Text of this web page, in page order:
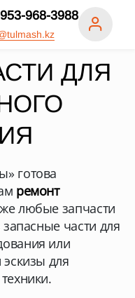
968-3988
ДЛЯ
готова
ремонт
любые запчасти
части для
или
для